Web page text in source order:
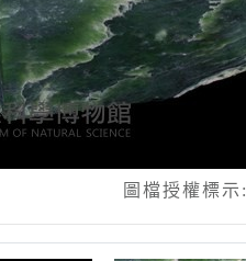
圖檔授權標示: